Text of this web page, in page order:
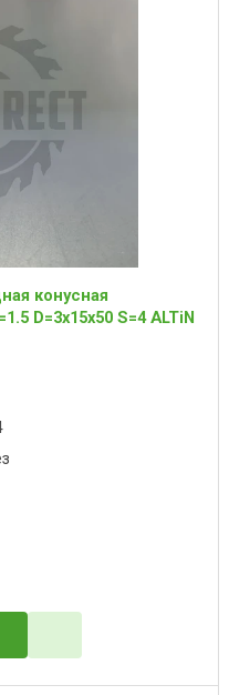
конусная
D=3x15x50 S=4 ALTiN